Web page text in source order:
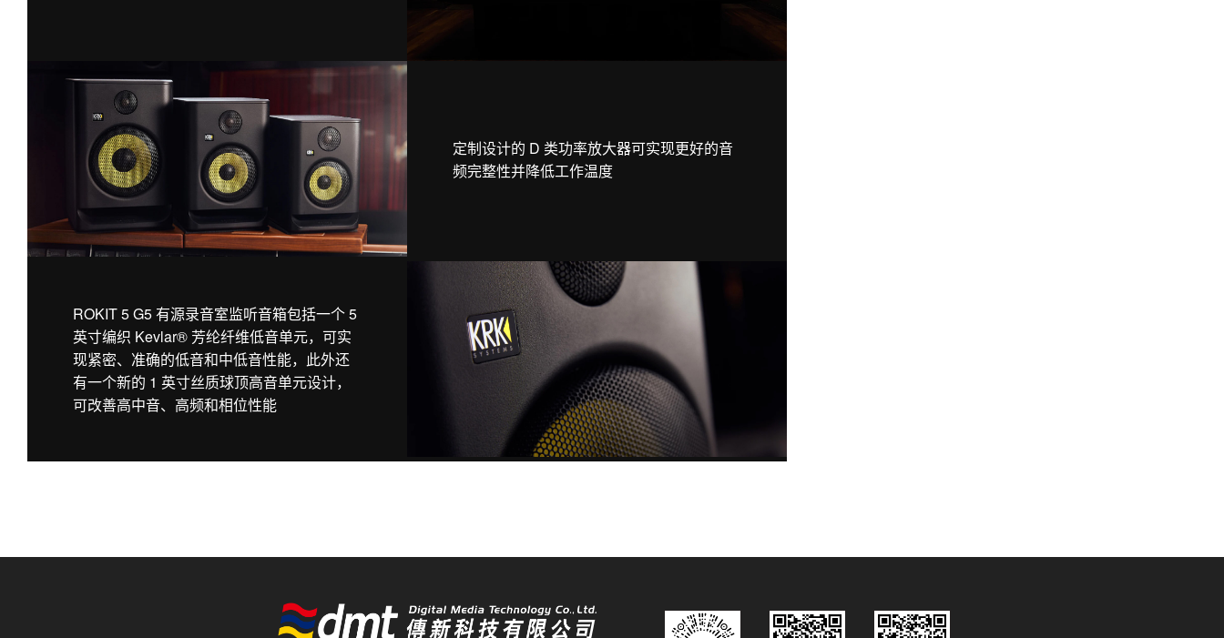
定制设计的 D 类功率放大器可实现更好的音
频完整性并降低工作温度
ROKIT 5 G5 有源录音室监听音箱包括一个 5
英寸编织 Kevlar® 芳纶纤维低音单元，可实
现紧密、准确的低音和中低音性能，此外还
有一个新的 1 英寸丝质球顶高音单元设计，
可改善高中音、高频和相位性能